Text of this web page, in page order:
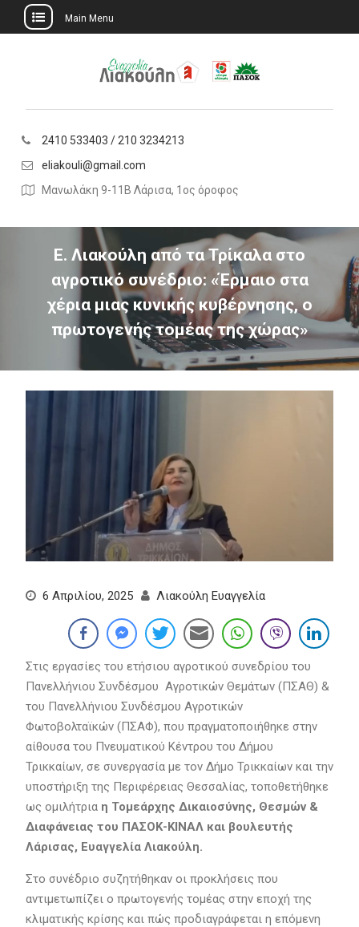
Main Menu
2410 533403 / 210 3234213
eliakouli@gmail.com
Μανωλάκη 9-11Β Λάρισα, 1ος όροφος
Ε. Λιακούλη από τα Τρίκαλα στο
αγροτικό συνέδριο: «Έρμαιο στα
χέρια μιας κυνικής κυβέρνησης, ο
πρωτογενής τομέας της χώρας»
6 Απριλίου, 2025 Λιακούλη Ευαγγελία
Στις εργασίες του ετήσιου αγροτικού συνεδρίου του
Πανελλήνιου Συνδέσμου Αγροτικών Θεμάτων (ΠΣΑΘ) &
του Πανελλήνιου Συνδέσμου Αγροτικών
Φωτοβολταϊκών (ΠΣΑΦ), που πραγματοποιήθηκε στην
αίθουσα του Πνευματικού Κέντρου του Δήμου
Τρικκαίων, σε συνεργασία με τον Δήμο Τρικκαίων και την
υποστήριξη της Περιφέρειας Θεσσαλίας, τοποθετήθηκε
ως ομιλήτρια η Τομεάρχης Δικαιοσύνης, Θεσμών &
Διαφάνειας του ΠΑΣΟΚ-ΚΙΝΑΛ και βουλευτής
Λάρισας, Ευαγγελία Λιακούλη.
Στο συνέδριο συζητήθηκαν οι προκλήσεις που
αντιμετωπίζει ο πρωτογενής τομέας στην εποχή της
κλιματικής κρίσης και πώς προδιαγράφεται η επόμενη